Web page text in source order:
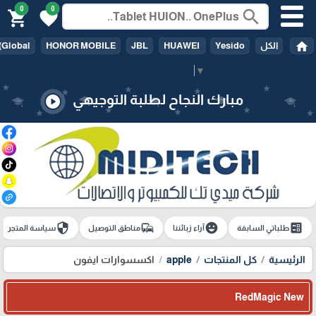
▼
search
0
favorite
0
shopping_cart
home الكل HONOR MOBILE JBL HUAWEI Yesido
مبارك النجاح لطلبة التوجيهي play_circle
ballotطلباتي السابقة emoji_emotionsآراء زبائننا commuteمناطق التوصيل securityسياسة المتجر
الرئيسية كل المنتجات apple اكسسوارات ايفون
RedMagic New